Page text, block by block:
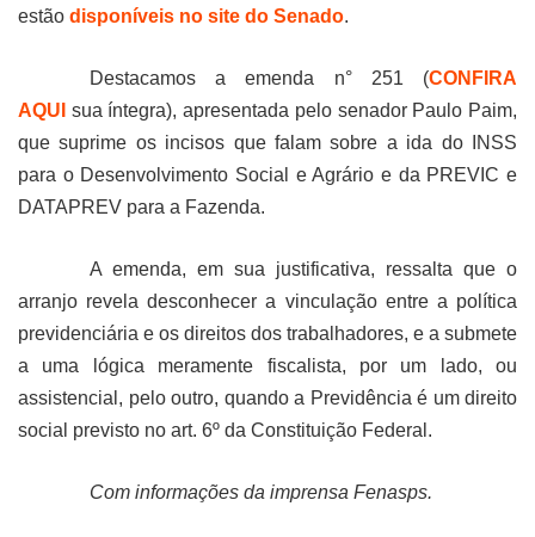
estão disponíveis no site do Senado.
Destacamos a emenda n° 251 (CONFIRA
AQUI sua íntegra), apresentada pelo senador Paulo Paim,
que suprime os incisos que falam sobre a ida do INSS
para o Desenvolvimento Social e Agrário e da PREVIC e
DATAPREV para a Fazenda.
A emenda, em sua justificativa, ressalta que o
arranjo revela desconhecer a vinculação entre a política
previdenciária e os direitos dos trabalhadores, e a submete
a uma lógica meramente fiscalista, por um lado, ou
assistencial, pelo outro, quando a Previdência é um direito
social previsto no art. 6º da Constituição Federal.
Com informações da imprensa Fenasps.